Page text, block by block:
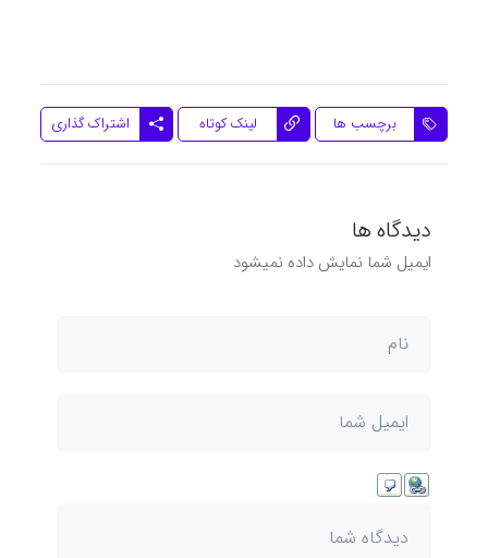
برچسب ها لینک کوتاه اشتراک گذاری
دیدگاه ها
ایمیل شما نمایش داده نمیشود